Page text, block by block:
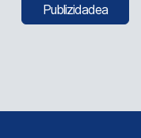
Publizidadea